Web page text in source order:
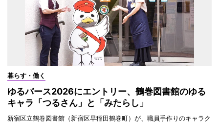
暮らす・働く
ゆるバース2026にエントリー、鶴巻図書館のゆる
キャラ「つるさん」と「みたらし」
新宿区立鶴巻図書館（新宿区早稲田鶴巻町）が、職員手作りのキャラク